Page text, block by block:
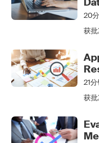
20
获
21
获